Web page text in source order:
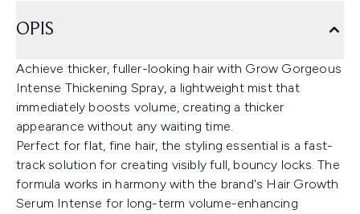
OPIS
Achieve thicker, fuller-looking hair with Grow Gorgeous
Intense Thickening Spray, a lightweight mist that
immediately boosts volume, creating a thicker
appearance without any waiting time.
Perfect for flat, fine hair, the styling essential is a fast-
track solution for creating visibly full, bouncy locks. The
formula works in harmony with the brand's Hair Growth
Serum Intense for long-term volume-enhancing